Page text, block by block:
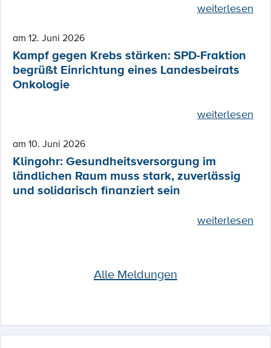
weiterlesen
am 12. Juni 2026
Kampf gegen Krebs stärken: SPD-Fraktion
begrüßt Einrichtung eines Landesbeirats
Onkologie
weiterlesen
am 10. Juni 2026
Klingohr: Gesundheitsversorgung im
ländlichen Raum muss stark, zuverlässig
und solidarisch finanziert sein
weiterlesen
Alle Meldungen